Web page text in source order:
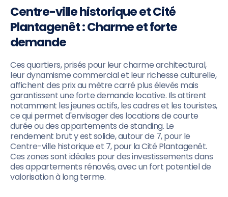
Centre-ville historique et Cité
Plantagenêt : Charme et forte
demande
Ces quartiers, prisés pour leur charme architectural,
leur dynamisme commercial et leur richesse culturelle,
affichent des prix au mètre carré plus élevés mais
garantissent une forte demande locative. Ils attirent
notamment les jeunes actifs, les cadres et les touristes,
ce qui permet d'envisager des locations de courte
durée ou des appartements de standing. Le
rendement brut y est solide, autour de 7, pour le
Centre-ville historique et 7, pour la Cité Plantagenêt.
Ces zones sont idéales pour des investissements dans
des appartements rénovés, avec un fort potentiel de
valorisation à long terme.